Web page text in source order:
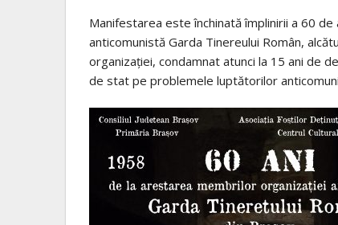
Manifestarea este închinată împlinirii a 60
anticomunistă Garda Tinereului Român,
organizației, condamnat atunci la 15 ani de
de stat pe problemele luptătorilor